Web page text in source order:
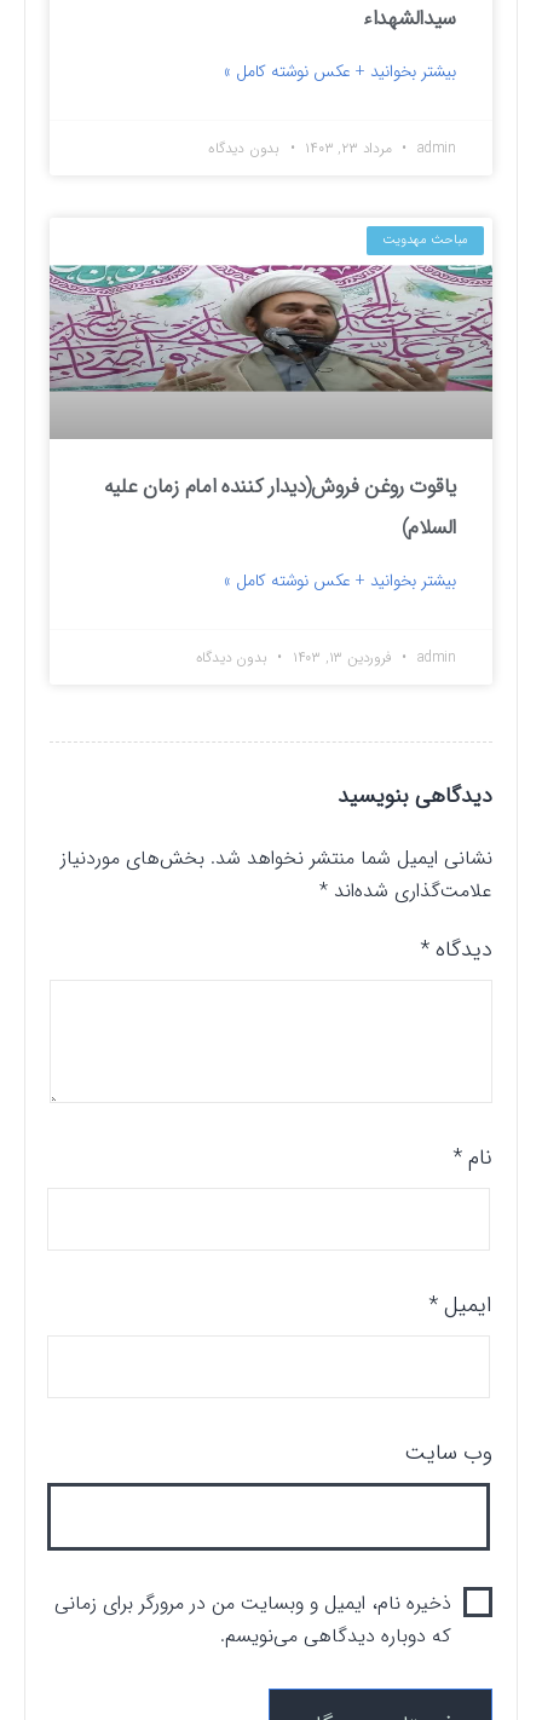
سیدالشهداء
بیشتر بخوانید + عکس نوشته کامل »
admin مرداد ۲۳, ۱۴۰۳ بدون دیدگاه
مباحث مهدویت
یاقوت روغن فروش(دیدار کننده امام زمان علیه
السلام)
بیشتر بخوانید + عکس نوشته کامل »
admin فروردین ۱۳, ۱۴۰۳ بدون دیدگاه
دیدگاهی بنویسید
نشانی ایمیل شما منتشر نخواهد شد. بخش‌های موردنیاز
علامت‌گذاری شده‌اند*
دیدگاه*
نام*
ایمیل*
وب‌ سایت
ذخیره نام، ایمیل و وبسایت من در مرورگر برای زمانی
که دوباره دیدگاهی می‌نویسم.